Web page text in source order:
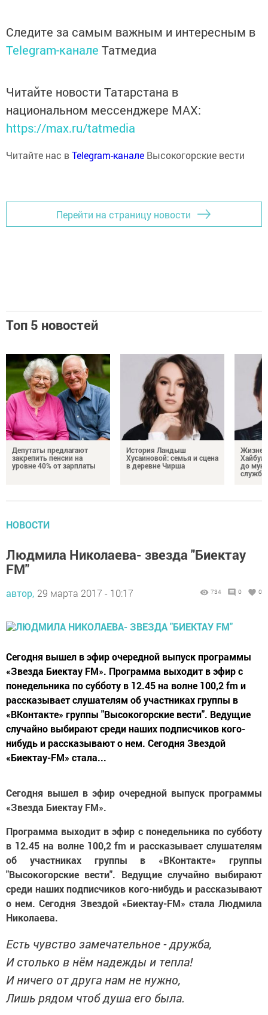
Следите за самым важным и интересным в
Telegram-канале Татмедиа
Читайте новости Татарстана в
национальном мессенджере MАХ:
https://max.ru/tatmedia
Читайте нас вTelegram-канале Высокогорские вести
Перейти на страницу новости
Топ 5 новостей
Депутаты предлагают
закрепить пенсии на
уровне 40% от зарплаты
История Ландыш
Хусаиновой: семья и сцена
в деревне Чирша
до
службы
НОВОСТИ
Людмила Николаева- звезда "Биектау
FM"
автор, 29 марта 2017 - 10:17 734 0 0
Сегодня вышел в эфир очередной выпуск программы
«Звезда Биектау FM». Программа выходит в эфир с
понедельника по субботу в 12.45 на волне 100,2 fm и
рассказывает слушателям об участниках группы в
«ВКонтакте» группы "Высокогорские вести". Ведущие
случайно выбирают среди наших подписчиков кого-
нибудь и рассказывают о нем. Сегодня Звездой
«Биектау-FM» стала...
Сегодня вышел в эфир очередной выпуск программы
«Звезда Биектау FM».
Программа выходит в эфир с понедельника по субботу
в 12.45 на волне 100,2 fm и рассказывает слушателям
об участниках группы в «ВКонтакте» группы
"Высокогорские вести". Ведущие случайно выбирают
среди наших подписчиков кого-нибудь и рассказывают
о нем. Сегодня Звездой «Биектау-FM» стала Людмила
Николаева.
Есть чувство замечательное - дружба,
И столько в нём надежды и тепла!
И ничего от друга нам не нужно,
Лишь рядом чтоб душа его была.